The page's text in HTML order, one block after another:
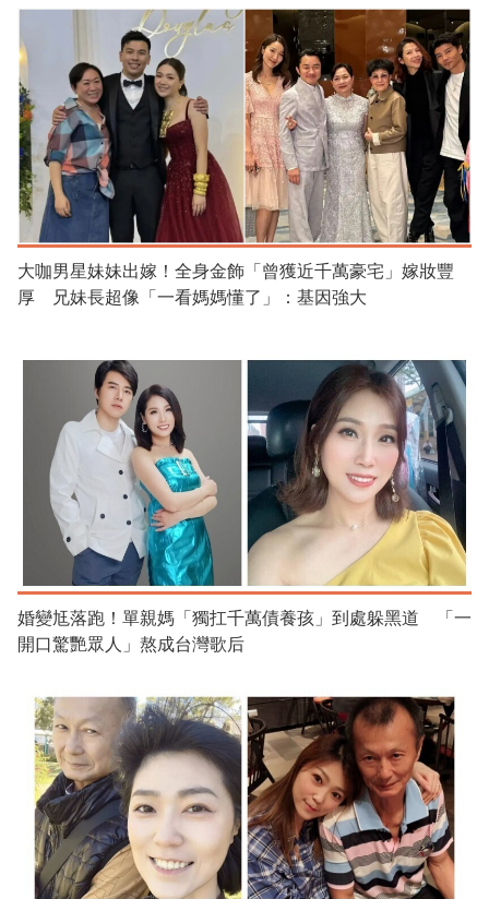
大咖男星妹妹出嫁！全身金飾「曾獲近千萬豪宅」嫁妝豐
厚 兄妹長超像「一看媽媽懂了」：基因強大
婚變尪落跑！單親媽「獨扛千萬債養孩」到處躲黑道 「一
開口驚艷眾人」熬成台灣歌后